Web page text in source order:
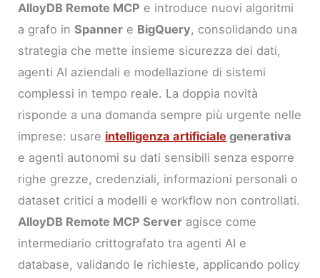
AlloyDB Remote MCP e introduce nuovi algoritmi
a grafo inSpanner e BigQuery, consolidando una
strategia che mette insieme sicurezza dei dati,
agenti AI aziendali e modellazione di sistemi
complessi in tempo reale. La doppia novità
risponde a una domanda sempre più urgente nelle
imprese: usare intelligenza artificiale generativa
e agenti autonomi su dati sensibili senza esporre
righe grezze, credenziali, informazioni personali o
dataset critici a modelli e workflow non controllati.
AlloyDB Remote MCP Server agisce come
intermediario crittografato tra agenti AI e
database, validando le richieste, applicando policy